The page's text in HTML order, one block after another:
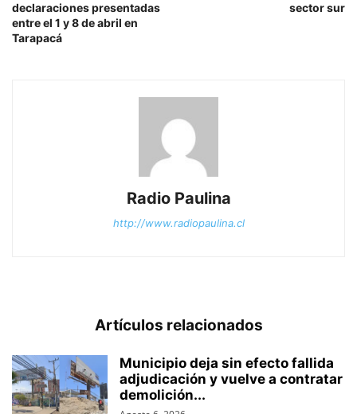
declaraciones presentadas
entre el 1 y 8 de abril en
Tarapacá
sector sur
Radio Paulina
http://www.radiopaulina.cl
Artículos relacionados
Municipio deja sin efecto fallida
adjudicación y vuelve a contratar
demolición...